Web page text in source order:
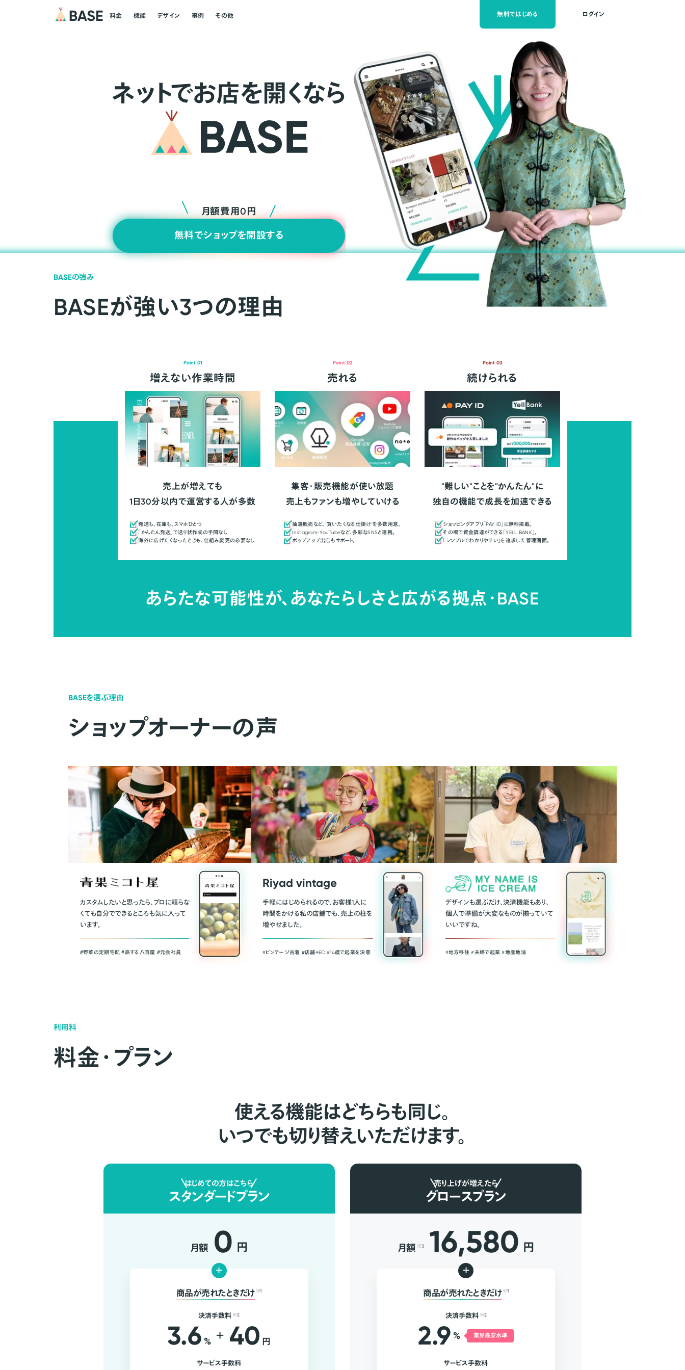
料金 機能 デザイン 事例 その他 無料ではじめる ログイン
ネッ トでお店を開くなら
月額費用0円
無料でショップを開設する
BASEの強み
BASEが強い3つの理由
Point 01
増えない作業時間
売上が増えても
1日30分以内で運営する人が多数
発送も、在庫も、スマホひとつ
「かんたん発送」で送り状作成の手間なし
海外に広げたくなったときも、仕組み変更の必要なし
Point 02
売れる
集客・販売機能が使い放題
売上もファンも増やしていける
抽選販売など、"買いたくなる仕掛け"を多数用意。
Instagram・YouTubeなど、多彩なSNSと連携。
ポップアップ出店もサポート。
Point 03
続けられる
"難しい"ことを"かんたん"に
独自の機能で成長を加速できる
ショッピングアプリ「PAY ID」に無料掲載。
その場で資金調達ができる「YELL BANK」。
「シンプルでわかりやすい」を追求した管理画面。
あらたな可能性が、あなたらしさと広がる拠点・BASE
BASEを選ぶ理由
ショップオーナーの声
カスタムしたいと思ったら、プロに頼らな
くても自分でできるところも気に入って
います。
＃野菜の定期宅配 ＃旅する八百屋 ＃元会社員
Riyad vintage
手軽にはじめられるので、お客様1人に
時間をかける私の店舗でも、売上の柱を
増やせました。
#ビンテージ古着 ＃店舗＋EC #14歳で起業を決意
デザインも選ぶだけ、決済機能もあり、
個人で準備が大変なものが揃っていて
いいですね。
#地方移住 #夫婦で起業 #地産地消
利用料
料金・プラン
使える機能はどちらも同じ。
いつでも切り替えいただけます。
はじめての方はこちら
スタンダードプラン
月額 0 円
+
商品が売れたときだけ ※1
決済手数料 ※2
3.6 % + 40 円
サービス手数料
売り上げが増えたら
グロースプラン
月額 ※3 16,580 円
+
商品が売れたときだけ ※1
決済手数料 ※2
2.9 % 業界最安水準
サービス手数料